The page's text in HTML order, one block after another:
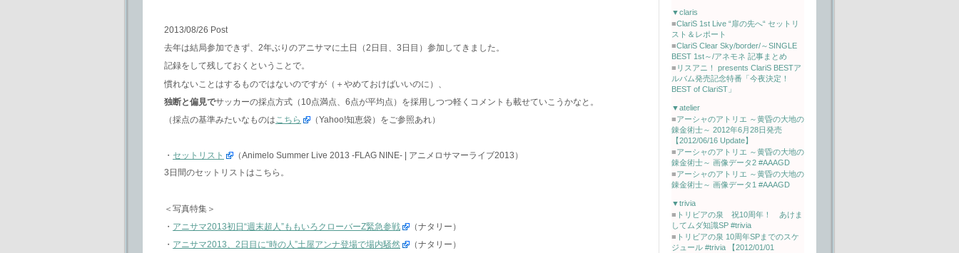
2013/08/26 Post
去年は結局参加できず、2年ぶりのアニサマに土日（2日目、3日目）参加してきました。
記録をして残しておくということで。
慣れないことはするものではないのですが（＋やめておけばいいのに）、
独断と偏見でサッカーの採点方式（10点満点、6点が平均点）を採用しつつ軽くコメントも載せていこうかなと。
（採点の基準みたいなものはこちら （Yahoo!知恵袋）をご参照あれ）
・ セットリスト
（Animelo Summer Live 2013 -FLAG NINE- | アニメロサマーライブ2013）
3日間のセットリストはこちら。
＜写真特集＞
・ アニサマ2013初日“週末超人”ももいろクローバーZ緊急参戦
（ナタリー）
・ アニサマ2013、2日目に“時の人”土屋アンナ登場で場内騒然
（ナタリー）
▼claris
■ClariS 1st Live “扉の先へ“ セットリ
スト＆レポート
■ClariS Clear Sky/border/～SINGLE
BEST 1st～/アネモネ 記事まとめ
■ リスアニ！ presents ClariS BESTア
ルバム発売記念特番「今夜決定！
BEST of ClariST」
▼atelier
■アーシャのアトリエ ～黄昏の大地の
錬金術士～ 2012年6月28日発売
【2012/06/16 Update】
■アーシャのアトリエ ～黄昏の大地の
錬金術士～ 画像データ2 #AAAGD
■アーシャのアトリエ ～黄昏の大地の
錬金術士～ 画像データ1 #AAAGD
▼trivia
■ トリビアの泉 祝10周年！ あけま
してムダ知識SP #trivia
■ トリビアの泉 10周年SPまでのスケ
ジュール #trivia 【2012/01/01